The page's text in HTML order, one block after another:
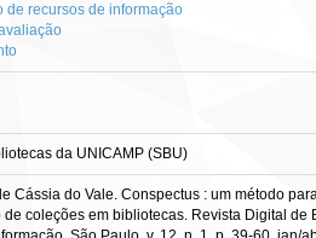
de recursos de informação
da UNICAMP (SBU)
Cássia do Vale. Conspectus : um método
de coleções em bibliotecas. Revista Digital de